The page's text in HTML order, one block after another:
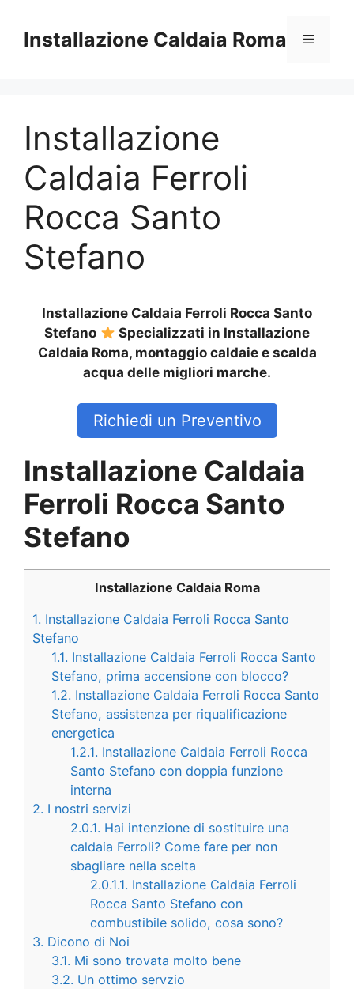
contenuto
Installazione Caldaia Roma Menu
Installazione
Caldaia Ferroli
Rocca Santo
Stefano
Installazione Caldaia Ferroli Rocca Santo
Stefano
Specializzati in Installazione
Caldaia Roma, montaggio caldaie e scalda
acqua delle migliori marche.
Richiedi un Preventivo
Installazione Caldaia
Ferroli Rocca Santo
Stefano
Installazione Caldaia Roma
1. Installazione Caldaia Ferroli Rocca Santo
Stefano
1.1. Installazione Caldaia Ferroli Rocca Santo
Stefano, prima accensione con blocco?
1.2. Installazione Caldaia Ferroli Rocca Santo
Stefano, assistenza per riqualificazione
energetica
1.2.1. Installazione Caldaia Ferroli Rocca
Santo Stefano con doppia funzione
interna
2. I nostri servizi
2.0.1. Hai intenzione di sostituire una
caldaia Ferroli? Come fare per non
sbagliare nella scelta
2.0.1.1. Installazione Caldaia Ferroli
Rocca Santo Stefano con
combustibile solido, cosa sono?
3. Dicono di Noi
3.1. Mi sono trovata molto bene
3.2. Un ottimo servzio